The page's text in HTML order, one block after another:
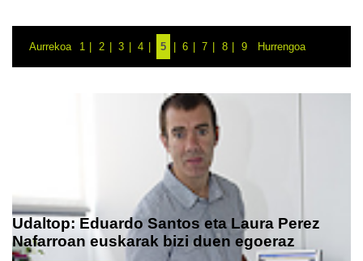
Aurrekoa 1 2 3 4 5 6 7 8 9 Hurrengoa
Udaltop: Eduardo Santos eta Laura Perez
Nafarroan euskarak bizi duen egoeraz